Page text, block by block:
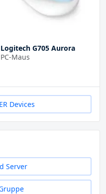
Logitech G705 Aurora
PC-Maus
Devices
Server